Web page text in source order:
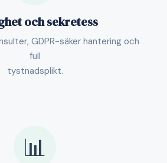
och sekretess
GDPR-säker hantering och
full
tystnadsplikt.
📊